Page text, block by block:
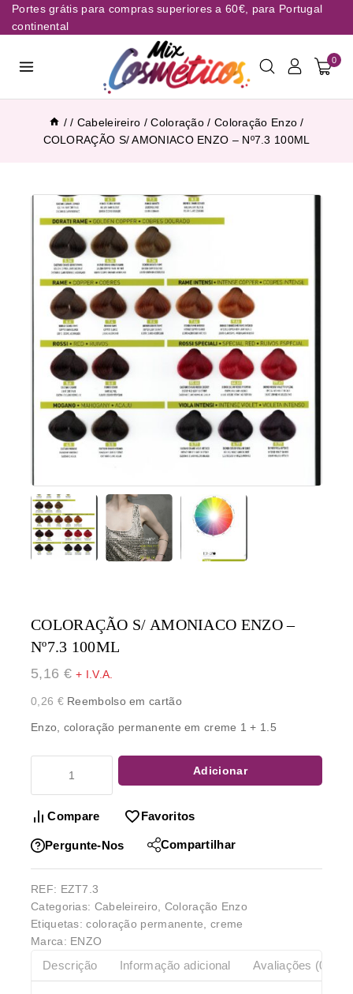
Portes grátis para compras superiores a 60€, para Portugal
continental
0
/ / Cabeleireiro / Coloração / Coloração Enzo /
COLORAÇÃO S/ AMONIACO ENZO – Nº7.3 100ML
COLORAÇÃO S/ AMONIACO ENZO –
Nº7.3 100ML
5,16 € + I.V.A.
0,26 €Reembolso em cartão
Enzo, coloração permanente em creme 1 + 1.5
Adicionar
Compare Favoritos
Pergunte-Nos Compartilhar
REF: EZT7.3
Categorias: Cabeleireiro
Coloração Enzo
Etiquetas:coloração permanente
creme
Marca: ENZO
Descrição Informação adicional Avaliações (0)